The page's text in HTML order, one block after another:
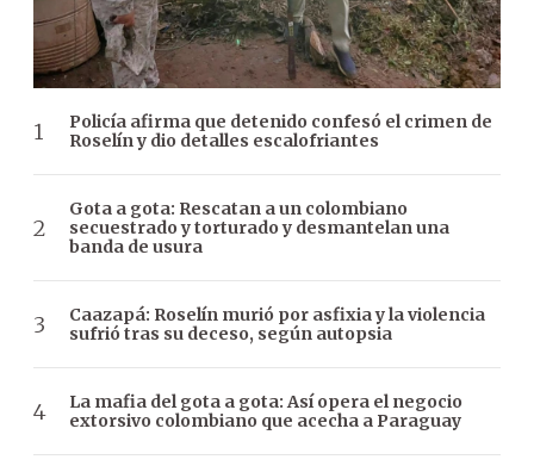
Policía afirma que detenido confesó el crimen de
Roselín y dio detalles escalofriantes
Gota a gota: Rescatan a un colombiano
secuestrado y torturado y desmantelan una
banda de usura
Caazapá: Roselín murió por asfixia y la violencia
sufrió tras su deceso, según autopsia
La mafia del gota a gota: Así opera el negocio
extorsivo colombiano que acecha a Paraguay